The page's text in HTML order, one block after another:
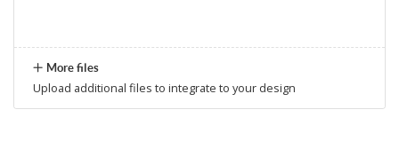
More files
Upload additional files to integrate to your design